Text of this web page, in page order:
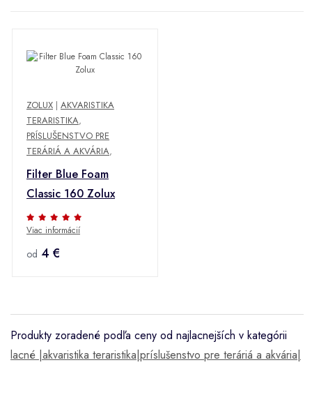
ZOLUX | AKVARISTIKA
TERARISTIKA,
PRÍSLUŠENSTVO PRE
TERÁRIÁ A AKVÁRIA,
Filter Blue Foam
Classic 160 Zolux
Viac informácií
od 4 €
Produkty zoradené podľa ceny od najlacnejších v kategórii
lacné |akvaristika teraristika|príslušenstvo pre teráriá a akvária|